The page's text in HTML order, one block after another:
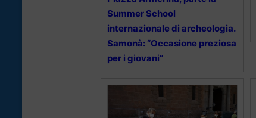
Summer School
internazionale di archeologia.
Samonà: “Occasione preziosa
per i giovani”